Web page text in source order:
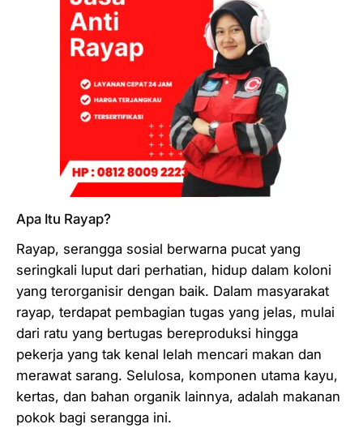
Apa Itu Rayap?
Rayap, serangga sosial berwarna pucat yang
seringkali luput dari perhatian, hidup dalam koloni
yang terorganisir dengan baik. Dalam masyarakat
rayap, terdapat pembagian tugas yang jelas, mulai
dari ratu yang bertugas bereproduksi hingga
pekerja yang tak kenal lelah mencari makan dan
merawat sarang. Selulosa, komponen utama kayu,
kertas, dan bahan organik lainnya, adalah makanan
pokok bagi serangga ini.